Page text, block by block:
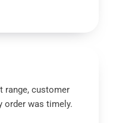
range, customer
order was timely.